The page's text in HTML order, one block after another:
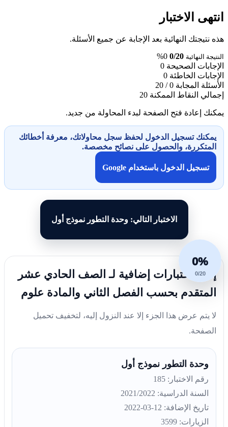
انتهى الاختبار
هذه نتيجتك النهائية بعد الإجابة عن جميع الأسئلة.
النتيجة النهائية 0/20
0%
الإجابات الصحيحة 0
الإجابات الخاطئة 0
الأسئلة المجابة 0 / 20
إجمالي النقاط الممكنة 20
يمكنك إعادة فتح الصفحة لبدء المحاولة من جديد.
يمكنك تسجيل الدخول لحفظ سجل محاولاتك، معرفة أخطائك
المتكررة، والحصول على نصائح مخصصة.
تسجيل الدخول باستخدام Google
الاختبار التالي: وحدة التطور نموذج أول
0%
0/20
إليك اختبارات إضافية لـ الصف الحادي عشر
المتقدم بحسب الفصل الثاني والمادة علوم
لا يتم عرض هذا الجزء إلا عند النزول إليه، لتخفيف تحميل
الصفحة.
وحدة التطور نموذج أول
رقم الاختبار: 185
السنة الدراسية: 2021/2022
تاريخ الإضافة: 12-03-2022
الزيارات: 3599